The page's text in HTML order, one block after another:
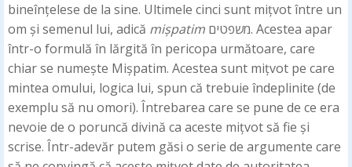
bineînțelese de la sine. Ultimele cinci sunt mițvot între un
om și semenul lui, adică mișpatim
într-o formulă în lărgită în pericopa următoare, care
chiar se numește Mișpatim. Acestea sunt mițvot pe care
mintea omului, logica lui, spun că trebuie îndeplinite (de
exemplu să nu omori). Întrebarea care se pune de ce era
nevoie de o poruncă divină ca aceste mițvot să fie și
scrise. Într-adevăr putem găsi o serie de argumente care